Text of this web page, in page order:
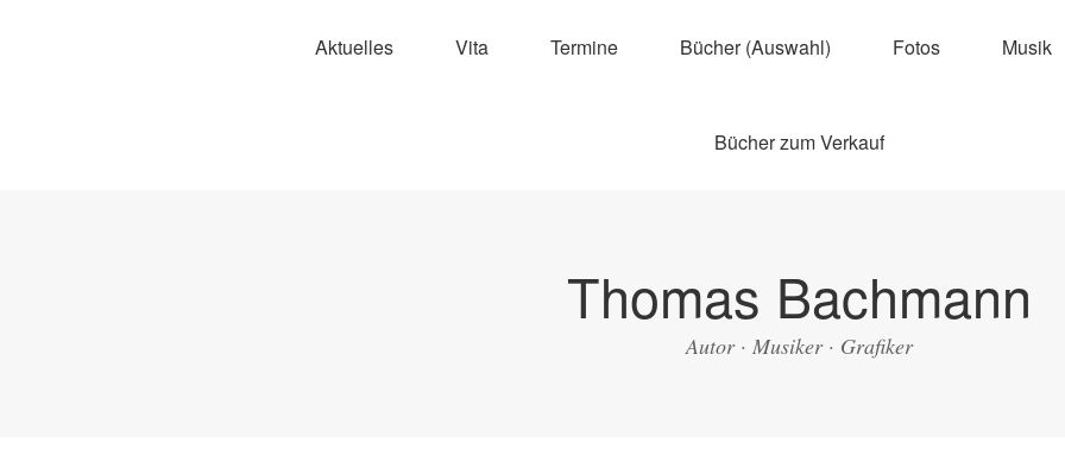
Aktuelles Vita Termine Bücher (Auswahl) Fotos Musik
Bücher zum Verkauf
Thomas Bachmann
Autor · Musiker · Grafiker